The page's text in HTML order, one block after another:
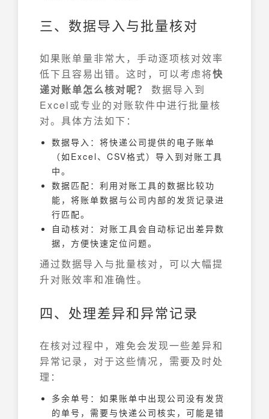
三、数据导入与批量核对
如果账单量非常大，手动逐项核对效率
低下且容易出错。这时，可以考虑将快
递对账单怎么核对呢？
数据导入到
Excel或专业的对账软件中进行批量核
对。具体方法如下：
数据导入：将快递公司提供的电子账单
（如Excel、CSV格式）导入到对账工具
中。
数据匹配：利用对账工具的数据比较功
能，将账单数据与公司内部的发货记录进
行匹配。
自动核对：对账工具会自动标记出差异数
据，方便快速定位问题。
通过数据导入与批量核对，可以大幅提
升对账效率和准确性。
四、处理差异和异常记录
在核对过程中，难免会发现一些差异和
异常记录，对于这些情况，需要及时处
理：
多余单号：如果账单中出现公司没有发货
的单号，需要与快递公司核实，可能是错